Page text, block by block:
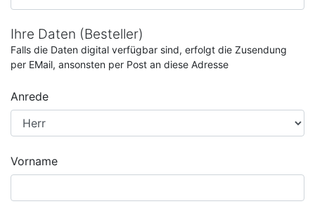
Ihre Daten (Besteller)
Falls die Daten digital verfügbar sind, erfolgt die Zusendung
per EMail, ansonsten per Post an diese Adresse
Anrede
Vorname